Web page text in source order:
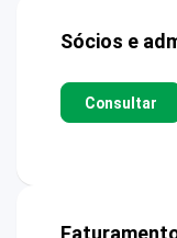
Sócios e
Consultar